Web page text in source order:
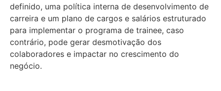
definido, uma política interna de desenvolvimento de
carreira e um plano de cargos e salários estruturado
para implementar o programa de trainee, caso
contrário, pode gerar desmotivação dos
colaboradores e impactar no crescimento do
negócio.